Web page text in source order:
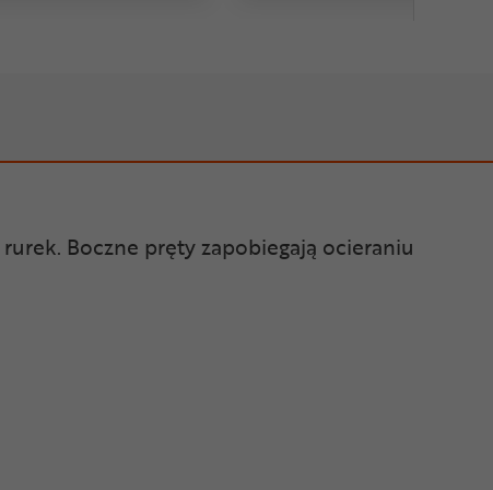
Boczne pręty zapobiegają ocieraniu